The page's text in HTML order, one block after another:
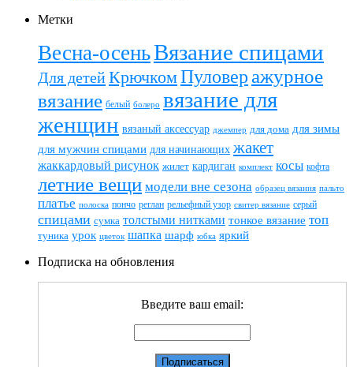
Метки
Весна-осеньВязание спицами
Для детейКрючкомПуловер ажурное
вязание белый болеро вязание для
женщин вязаный аксессуар джемпер для дома для зимы
для мужчин спицами для начинающих жакет
жаккардовый рисунок жилет кардиган комплект косы кофта
летние вещи модели вне сезона образец вязания пальто
платье полоска пончо реглан рельефный узор свитер вязание серый
спицами сумка толстыми нитками тонкое вязание топ
туника урок цветок шапка шарф юбка яркий
Подписка на обновления
Введите ваш email: